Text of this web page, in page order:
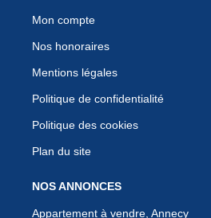
Mon compte
Nos honoraires
Mentions légales
Politique de confidentialité
Politique des cookies
Plan du site
NOS ANNONCES
Appartement à vendre, Annecy